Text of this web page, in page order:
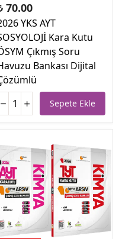
70.00
YKS AYT
Kara Kutu
Çıkmış Soru
Bankası Dijital
Sepete Ekle